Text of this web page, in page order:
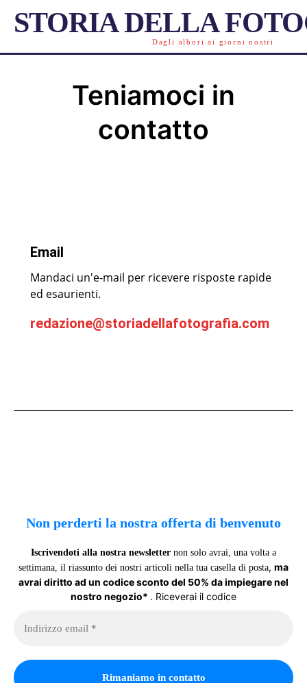
STORIA DELLA
Dagli albori ai giorni nostri
Teniamoci in
contatto
Email
Mandaci un'e-mail per ricevere risposte rapide
ed esaurienti.
redazione@storiadellafotografia.com
Non perderti la nostra offerta di benvenuto
Iscrivendoti alla nostra newsletter non solo avrai, una volta a
settimana, il riassunto dei nostri articoli nella tua casella di posta, ma
avrai diritto ad un codice sconto del 50% da impiegare nel
nostro negozio* . Riceverai il codice